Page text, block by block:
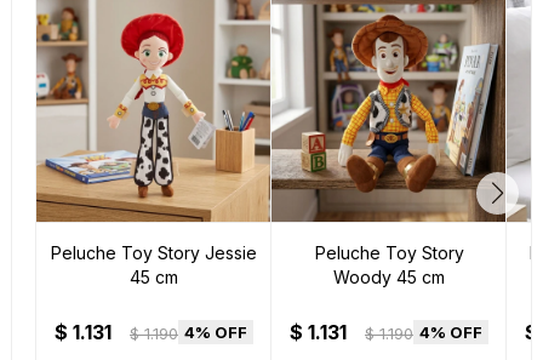
Peluche Toy Story Jessie
45 cm
$ 1.131 $ 1.190 4
Peluche Toy Story
Woody 45 cm
$ 1.131 $ 1.190 4 $